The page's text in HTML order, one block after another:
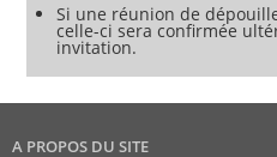
Si une réunion de
celle-ci sera confirmée
invitation.
A PROPOS DU SITE